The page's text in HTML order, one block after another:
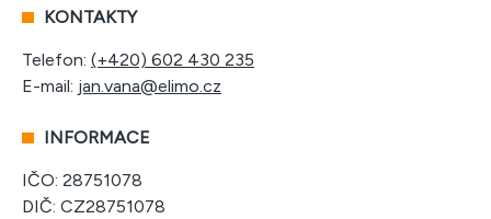
KONTAKTY
Telefon: (+420) 602 430 235
E-mail: jan.vana@elimo.cz
INFORMACE
IČO: 28751078
DIČ: CZ28751078